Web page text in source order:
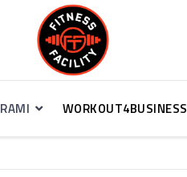
WORKOUT4BUSINESS